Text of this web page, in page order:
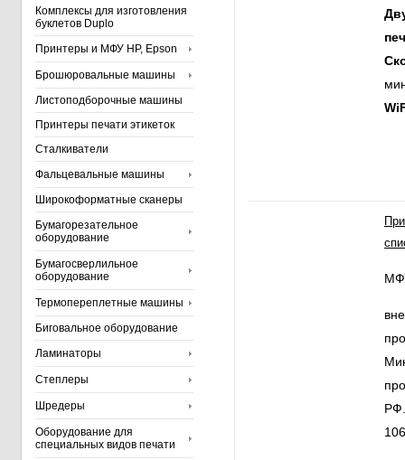
Комплексы для изготовления
буклетов Duplo
Принтеры и МФУ HP, Epson
Брошюровальные машины
Листоподборочные машины
Принтеры печати этикеток
Сталкиватели
Фальцевальные машины
Широкоформатные сканеры
Бумагорезательное
оборудование
Бумагосверлильное
оборудование
Термопереплетные машины
Биговальное оборудование
Ламинаторы
Степлеры
Шредеры
Оборудование для
специальных видов печати